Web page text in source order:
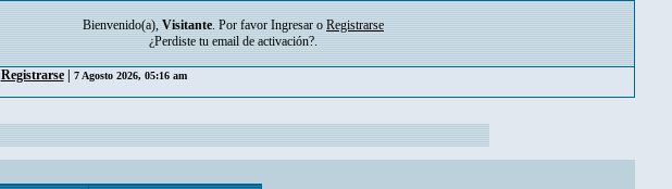
Bienvenido(a), Visitante. Por favor Ingresar o Registrarse
¿Perdiste tu email de activación?.
Registrarse| 7 Agosto 2026, 05:16 am